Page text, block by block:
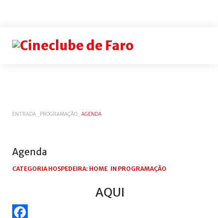
ENTRADA PROGRAMAÇÃO AGENDA
Agenda
CATEGORIA HOSPEDEIRA: HOME IN PROGRAMAÇÃO
AQUI